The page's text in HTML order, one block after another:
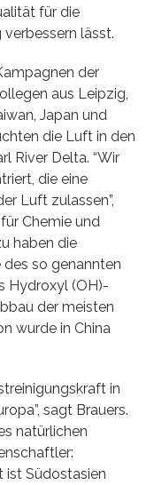
für die
lässt.
der
aus Leipzig,
Japan und
die Luft in den
River Delta. “Wir
die eine
Luft zulassen”,
Chemie und
haben die
des so genannten
Hydroxyl (OH)-
der meisten
wurde in China
in
sagt Brauers.
natürlichen
ist Südostasien